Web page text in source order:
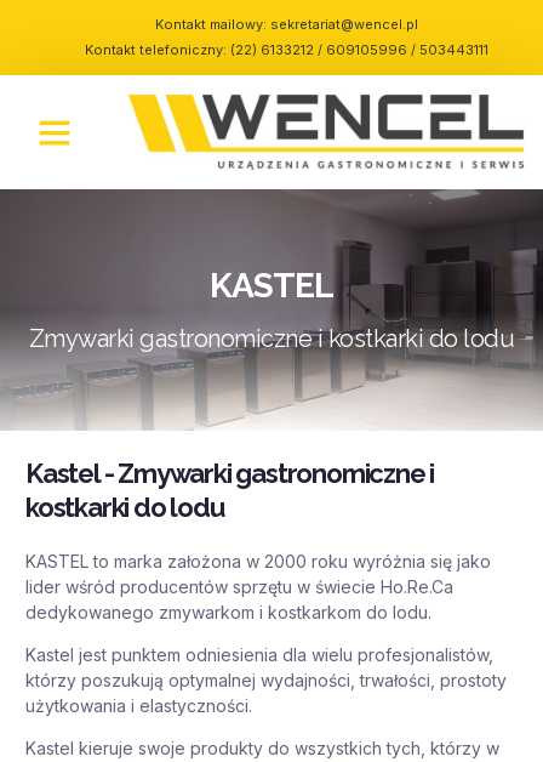
Kontakt mailowy: sekretariat@wencel.pl
Kontakt telefoniczny: (22) 6133212 / 609105996 / 503443111
KASTEL
Zmywarki gastronomiczne i kostkarki do lodu
Kastel - Zmywarki gastronomiczne i
kostkarki do lodu
KASTEL to marka założona w 2000 roku wyróżnia się jako
lider wśród producentów sprzętu w świecie Ho.Re.Ca
dedykowanego zmywarkom i kostkarkom do lodu.
Kastel jest punktem odniesienia dla wielu profesjonalistów,
którzy poszukują optymalnej wydajności, trwałości, prostoty
użytkowania i elastyczności.
Kastel kieruje swoje produkty do wszystkich tych, którzy w